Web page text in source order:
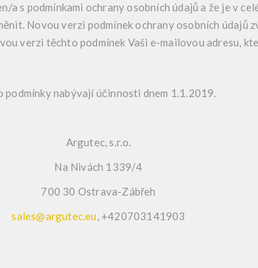
a s podmínkami ochrany osobních údajů a že je v
Novou verzi podmínek ochrany osobních údajů
verzi těchto podmínek Vaši e-mailovou adresu,
podmínky nabývají účinnosti dnem 1.1.2019.
Argutec, s.r.o.
Na Nivách 1339/4
700 30 Ostrava-Zábřeh
sales@argutec.eu, +420703141903